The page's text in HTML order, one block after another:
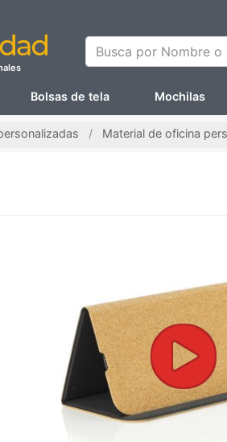
Busca por Nombre o
Bolsas de tela Mochilas
Material de oficina